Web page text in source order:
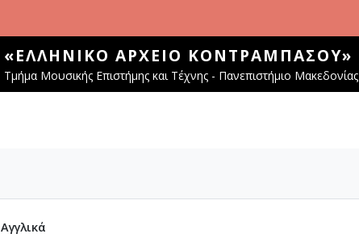
«ΕΛΛΗΝΙΚΌ ΑΡΧΕΊΟ ΚΟΝΤΡΑΜΠΆΣΟΥ»
Τμήμα Μουσικής Επιστήμης και Τέχνης - Πανεπιστήμιο Μακεδονίας
Αγγλικά